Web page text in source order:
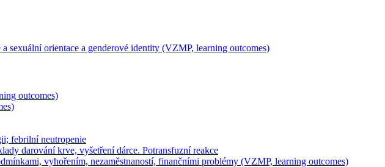
sexuální orientace a genderové identity (VZMP, learning outcomes)
outcomes)
febrilní neutropenie
darování krve, vyšetření dárce. Potransfuzní reakce
vyhořením, nezaměstnaností, finančními problémy (VZMP, learning outcomes)